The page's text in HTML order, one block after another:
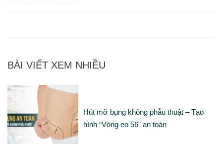
BÀI VIẾT XEM NHIỀU
Hút mỡ bụng không phẫu thuật – Tạo
hình “Vòng eo 56” an toàn